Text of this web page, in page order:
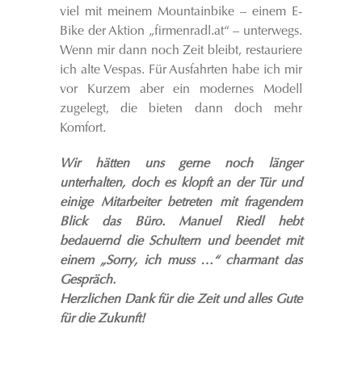
viel mit meinem Mountainbike – einem E-
Bike der Aktion „firmenradl.at“ – unterwegs.
Wenn mir dann noch Zeit bleibt, restauriere
ich alte Vespas. Für Ausfahrten habe ich mir
vor Kurzem aber ein modernes Modell
zugelegt, die bieten dann doch mehr
Komfort.
Wir hätten uns gerne noch länger
unterhalten, doch es klopft an der Tür und
einige Mitarbeiter betreten mit fragendem
Blick das Büro. Manuel Riedl hebt
bedauernd die Schultern und beendet mit
einem „Sorry, ich muss …“ charmant das
Gespräch.
Herzlichen Dank für die Zeit und alles Gute
für die Zukunft!